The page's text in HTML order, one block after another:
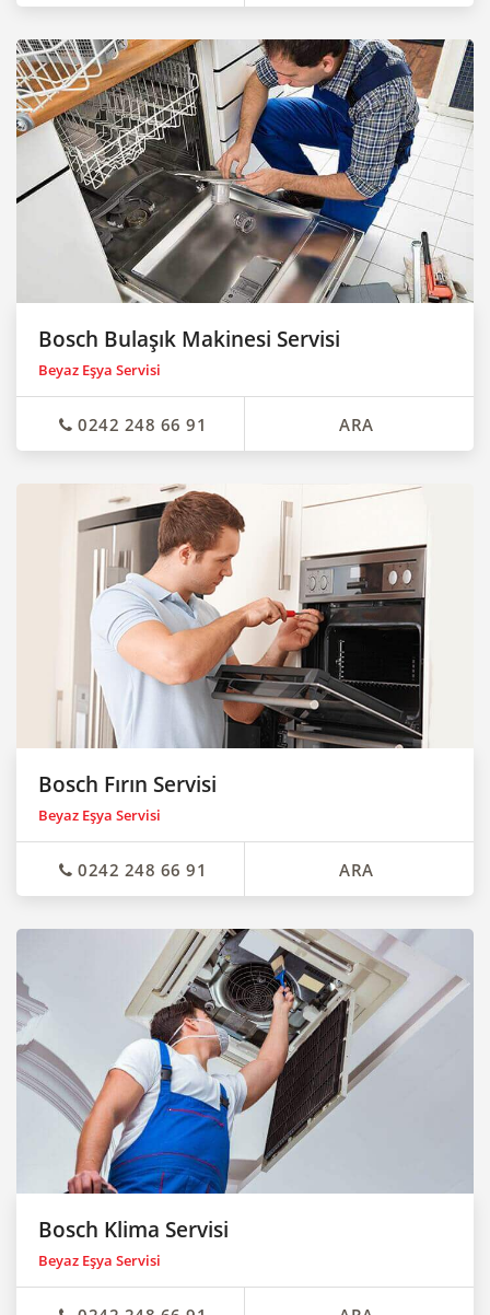
Bosch Bulaşık Makinesi Servisi
Beyaz Eşya Servisi
0242 248 66 91 ARA
Bosch Fırın Servisi
Beyaz Eşya Servisi
0242 248 66 91 ARA
Bosch Klima Servisi
Beyaz Eşya Servisi